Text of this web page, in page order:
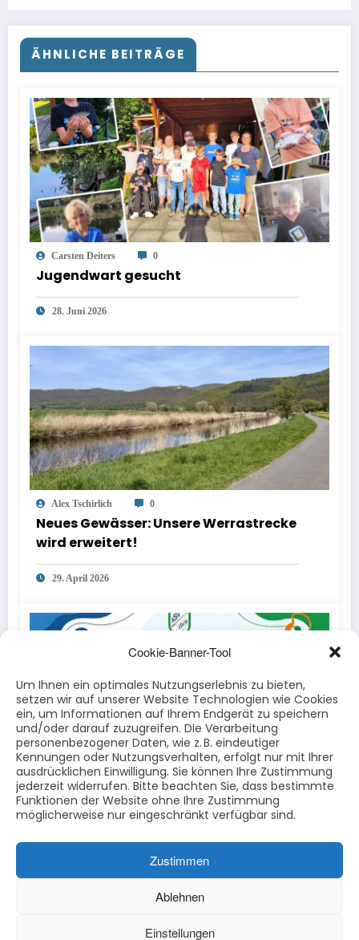
Cookie-Banner-Tool
Um Ihnen ein optimales Nutzungserlebnis zu bieten,
setzen wir auf unserer Website Technologien wie Cookies
ein, um Informationen auf Ihrem Endgerät zu speichern
und/oder darauf zuzugreifen. Die Verarbeitung
personenbezogener Daten, wie z. B. eindeutiger
Kennungen oder Nutzungsverhalten, erfolgt nur mit Ihrer
ausdrücklichen Einwilligung. Sie können Ihre Zustimmung
jederzeit widerrufen. Bitte beachten Sie, dass bestimmte
Funktionen der Website ohne Ihre Zustimmung
möglicherweise nur eingeschränkt verfügbar sind.
Zustimmen
Ablehnen
Einstellungen
ÄHNLICHE BEITRÄGE
Carsten Deiters 0
Jugendwart gesucht
28. Juni 2026
Alex Tschirlich 0
Neues Gewässer: Unsere Werrastrecke
wird erweitert!
29. April 2026
Carsten Deiters 0
Casting-Training beim ASV Eschwege
am 13. Mai um 17:30 Uhr
29. April 2026